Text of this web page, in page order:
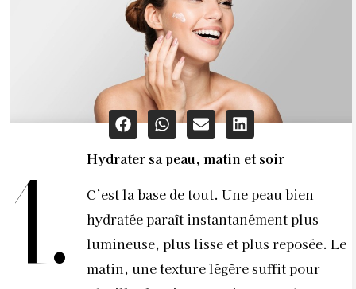
1.
Hydrater sa peau, matin et soir
C’est la base de tout. Une peau bien
hydratée paraît instantanément plus
lumineuse, plus lisse et plus reposée. Le
matin, une texture légère suffit pour